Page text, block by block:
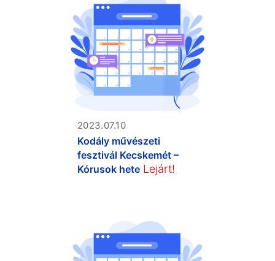
2023.07.10
Kodály művészeti
fesztivál Kecskemét –
Kórusok hete Lejárt!